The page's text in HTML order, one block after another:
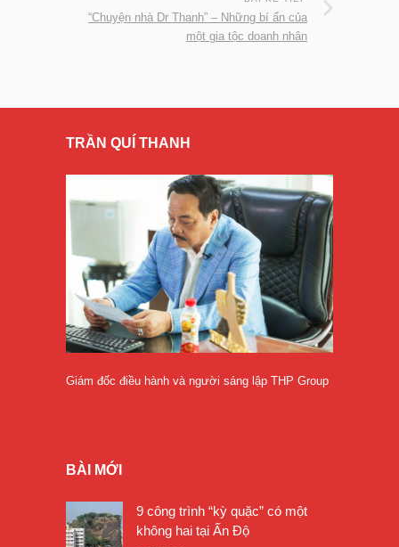
“Chuyện nhà Dr Thanh” – Những bí ẩn của
một gia tộc doanh nhân
TRẦN QUÍ THANH
Giám đốc điều hành và người sáng lập THP Group
BÀI MỚI
9 công trình “kỳ quặc” có một
không hai tại Ấn Độ